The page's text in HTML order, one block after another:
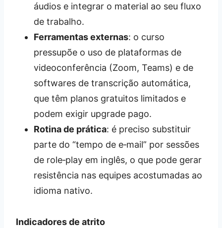
áudios e integrar o material ao seu fluxo
de trabalho.
Ferramentas externas: o curso
pressupõe o uso de plataformas de
videoconferência (Zoom, Teams) e de
softwares de transcrição automática,
que têm planos gratuitos limitados e
podem exigir upgrade pago.
Rotina de prática: é preciso substituir
parte do “tempo de e‑mail” por sessões
de role‑play em inglês, o que pode gerar
resistência nas equipes acostumadas ao
idioma nativo.
Indicadores de atrito